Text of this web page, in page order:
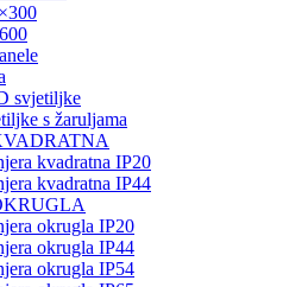
svjetiljke
s žaruljama
kvadratna IP20
kvadratna IP44
okrugla IP20
okrugla IP44
okrugla IP54